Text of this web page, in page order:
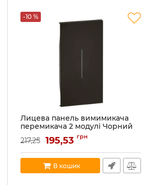
-10 %
Лицева панель вимимикача
перемикача 2 модулі Чорний
Bticino серія Living Now
KG01M2
Артикул:KG01M2
В наявності:
217,25 195,53 грн
В кошик